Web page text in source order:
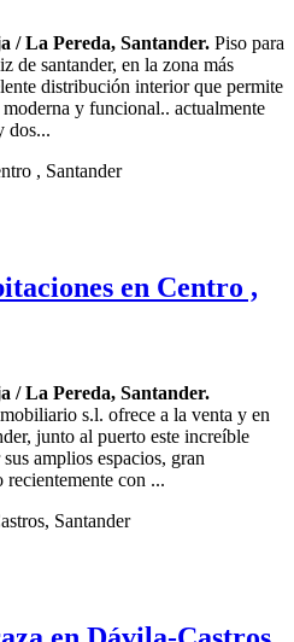
/ La Pereda, Santander. Piso para
de santander, en la zona más
distribución interior que permite
y funcional.. actualmente
dos...
en Centro ,
/ La Pereda, Santander.
s.l. ofrece a la venta y en
junto al puerto este increíble
amplios espacios, gran
con ...